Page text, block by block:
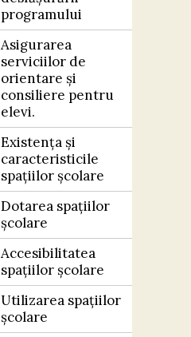
programului
Asigurarea
serviciilor de
orientare și
consiliere pentru
elevi.
Existența și
caracteristicile
spațiilor școlare
Dotarea spațiilor
școlare
Accesibilitatea
spațiilor școlare
Utilizarea spațiilor
școlare